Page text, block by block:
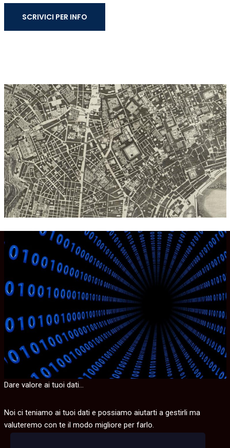
SCRIVICI PER INFO
Dare valore ai tuoi dati…
Noi ci teniamo ai tuoi dati e possiamo aiutarti a gestirli ma
valuteremo con te il modo migliore per farlo.